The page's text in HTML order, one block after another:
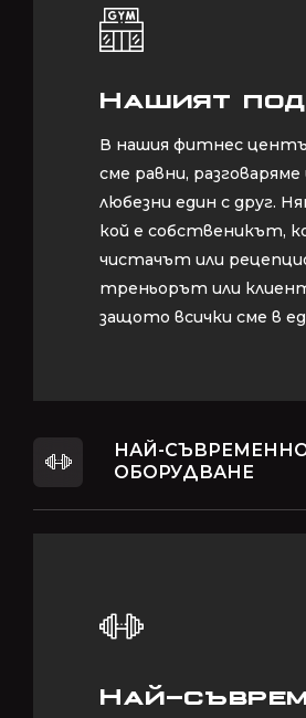
Нашият
В нашия фитнес
сме равни, разговаряме
любезни един с друг.
кой е собственикът,
чистачът или
треньорът или
защото всички сме в
Нашият
В нашия фитнес
сме равни,
любезни един с друг.
кой е
чистачът или
треньорът или
защото всички сме в
НАЙ-
ОБОРУДВАНЕ
Най-
Най-